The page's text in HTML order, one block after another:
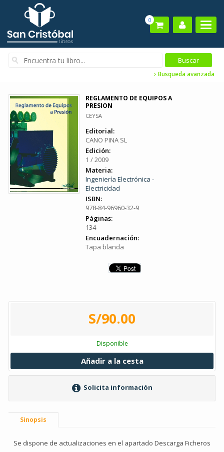
0
Busqueda avanzada
REGLAMENTO DE EQUIPOS A
PRESION
CEYSA
Editorial:
CANO PINA SL
Edición:
1 / 2009
Materia:
Ingeniería Electrónica -
Electricidad
ISBN:
978-84-96960-32-9
Páginas:
134
Encuadernación:
Tapa blanda
S/90.00
Disponible
Añadir a la cesta
Solicita información
Sinopsis
Se dispone de actualizaciones en el apartado Descarga Ficheros